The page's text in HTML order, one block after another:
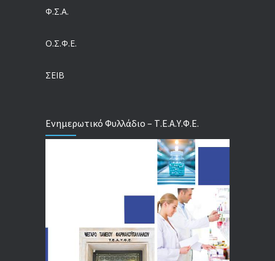
Φ.Σ.Α.
Ο.Σ.Φ.Ε.
ΣΕΙΒ
Ενημερωτικό Φυλλάδιο – Τ.Ε.Α.Υ.Φ.Ε.